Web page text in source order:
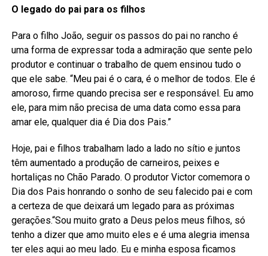
O legado do pai para os filhos
Para o filho João, seguir os passos do pai no rancho é
uma forma de expressar toda a admiração que sente pelo
produtor e continuar o trabalho de quem ensinou tudo o
que ele sabe. “Meu pai é o cara, é o melhor de todos. Ele é
amoroso, firme quando precisa ser e responsável. Eu amo
ele, para mim não precisa de uma data como essa para
amar ele, qualquer dia é Dia dos Pais.”
Hoje, pai e filhos trabalham lado a lado no sítio e juntos
têm aumentado a produção de carneiros, peixes e
hortaliças no Chão Parado. O produtor Victor comemora o
Dia dos Pais honrando o sonho de seu falecido pai e com
a certeza de que deixará um legado para as próximas
gerações.“Sou muito grato a Deus pelos meus filhos, só
tenho a dizer que amo muito eles e é uma alegria imensa
ter eles aqui ao meu lado. Eu e minha esposa ficamos